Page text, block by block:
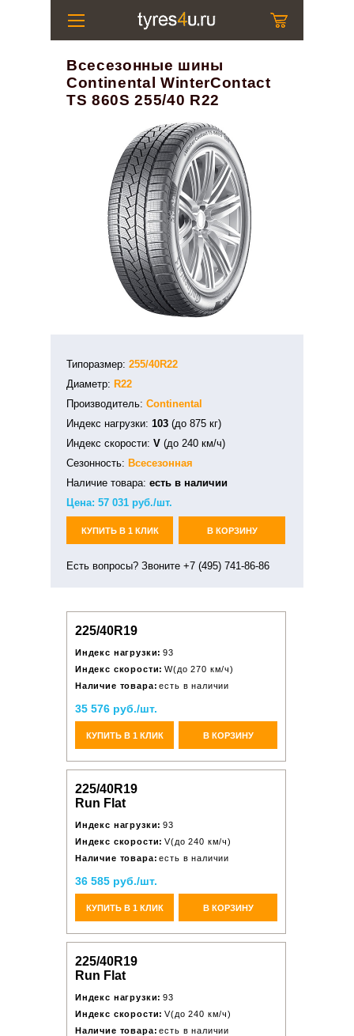
Всесезонные шины
Continental WinterContact
TS 860S 255/40 R22
Типоразмер: 255/40R22
Диаметр: R22
Производитель: Continental
Индекс нагрузки: 103 (до 875 кг)
Индекс скорости: V (до 240 км/ч)
Сезонность: Всесезонная
Наличие товара: есть в наличии
Цена: 57 031 руб./шт.
КУПИТЬ В 1 КЛИК В КОРЗИНУ
Есть вопросы? Звоните +7 (495) 741-86-86
225/40R19
Индекс нагрузки: 93
Индекс скорости: W(до 270 км/ч)
Наличие товара: есть в наличии
35 576 руб./шт.
КУПИТЬ В 1 КЛИК В КОРЗИНУ
225/40R19
Run Flat
Индекс нагрузки: 93
Индекс скорости: V(до 240 км/ч)
Наличие товара: есть в наличии
36 585 руб./шт.
КУПИТЬ В 1 КЛИК В КОРЗИНУ
225/40R19
Run Flat
Индекс нагрузки: 93
Индекс скорости: V(до 240 км/ч)
Наличие товара: есть в наличии